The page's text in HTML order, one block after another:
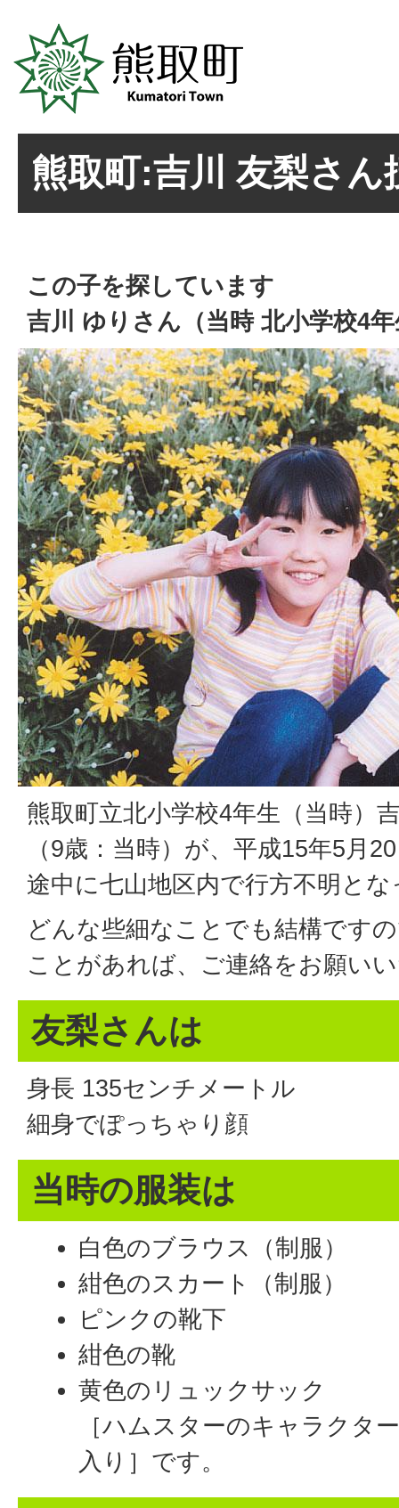
熊取町:吉川 友梨さん
この子を探しています
吉川 ゆりさん（当時 北小学校4
熊取町立北小学校4年生（当時）
（9歳：当時）が、平成15年5月
途中に七山地区内で行方不明と
どんな些細なことでも結構です
ことがあれば、ご連絡をお願い
友梨さんは
身長 135センチメートル
細身でぽっちゃり顔
当時の服装は
白色のブラウス（制服）
紺色のスカート（制服）
ピンクの靴下
紺色の靴
黄色のリュックサック
［ハムスターのキャラクタ
入り］です。